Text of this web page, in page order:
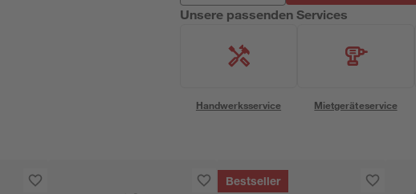
Unsere passenden Services
Handwerksservice Mietgeräteservice
Bestseller